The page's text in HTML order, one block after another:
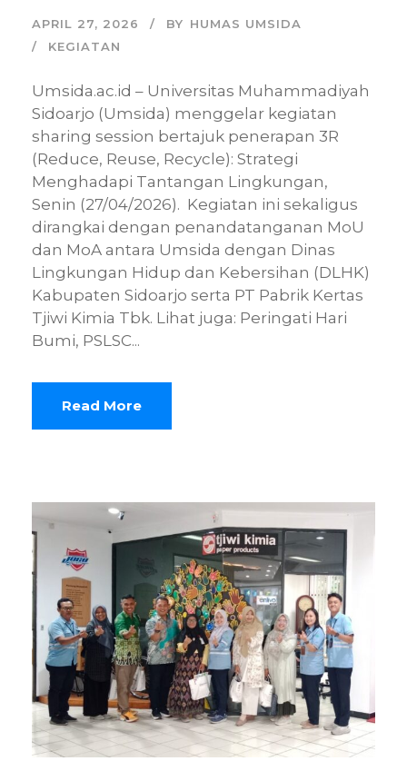
APRIL 27, 2026 BY HUMAS UMSIDA
KEGIATAN
Umsida.ac.id – Universitas Muhammadiyah
Sidoarjo (Umsida) menggelar kegiatan
sharing session bertajuk penerapan 3R
(Reduce, Reuse, Recycle): Strategi
Menghadapi Tantangan Lingkungan,
Senin (27/04/2026). Kegiatan ini sekaligus
dirangkai dengan penandatanganan MoU
dan MoA antara Umsida dengan Dinas
Lingkungan Hidup dan Kebersihan (DLHK)
Kabupaten Sidoarjo serta PT Pabrik Kertas
Tjiwi Kimia Tbk. Lihat juga: Peringati Hari
Bumi, PSLSC...
Read More